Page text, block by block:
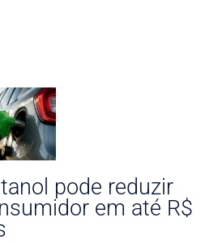
pode reduzir
em até R$